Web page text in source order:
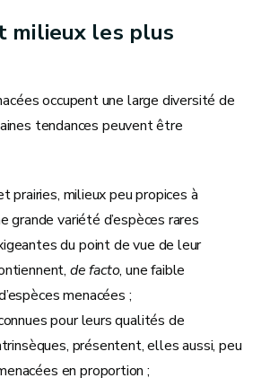
milieux les plus
occupent une large diversité de
tendances peuvent être
prairies, milieux peu propices à
grande variété d’espèces rares
du point de vue de leur
de facto, une faible
menacées ;
pour leurs qualités de
présentent, elles aussi, peu
en proportion ;